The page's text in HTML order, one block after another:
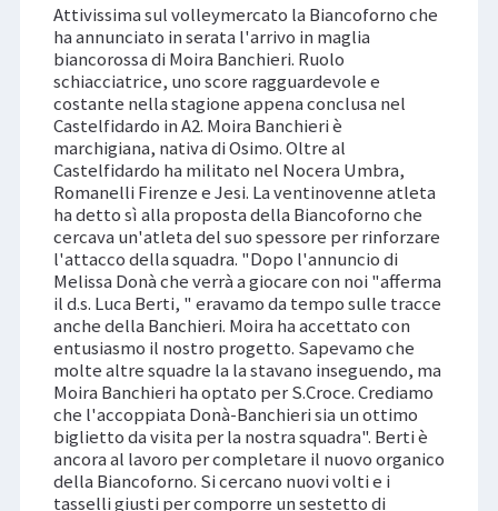
Attivissima sul volleymercato la Biancoforno che
ha annunciato in serata l'arrivo in maglia
biancorossa di Moira Banchieri. Ruolo
schiacciatrice, uno score ragguardevole e
costante nella stagione appena conclusa nel
Castelfidardo in A2. Moira Banchieri è
marchigiana, nativa di Osimo. Oltre al
Castelfidardo ha militato nel Nocera Umbra,
Romanelli Firenze e Jesi. La ventinovenne atleta
ha detto sì alla proposta della Biancoforno che
cercava un'atleta del suo spessore per rinforzare
l'attacco della squadra. "Dopo l'annuncio di
Melissa Donà che verrà a giocare con noi "afferma
il d.s. Luca Berti, " eravamo da tempo sulle tracce
anche della Banchieri. Moira ha accettato con
entusiasmo il nostro progetto. Sapevamo che
molte altre squadre la la stavano inseguendo, ma
Moira Banchieri ha optato per S.Croce. Crediamo
che l'accoppiata Donà-Banchieri sia un ottimo
biglietto da visita per la nostra squadra". Berti è
ancora al lavoro per completare il nuovo organico
della Biancoforno. Si cercano nuovi volti e i
tasselli giusti per comporre un sestetto di